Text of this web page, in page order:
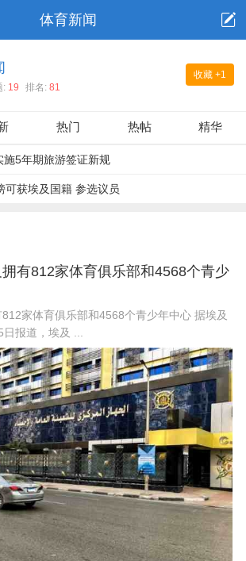
体育新闻
收藏 +1
: 19 排名: 81
热门 热帖 精华
施5年期旅游签证新规
可获埃及国籍 参选议员
有812家体育俱乐部和4568个青少
家体育俱乐部和4568个青少年中心 据埃及
报道，埃及 ...